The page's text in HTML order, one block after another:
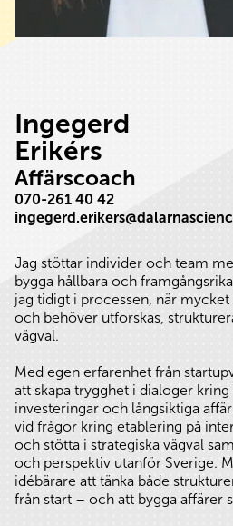
Ingegerd
Erikérs
Affärscoach
070-261 40 42
Jag stöttar individer och team
bygga hållbara och
jag tidigt i processen, när
och behöver utforskas,
vägval.
Med egen erfarenhet från
att skapa trygghet i dialoger
investeringar och långsiktiga
vid frågor kring etablering på
och stötta i strategiska vägval
och perspektiv utanför Sverige.
idébärare att tänka både
från start – och att bygga affärer